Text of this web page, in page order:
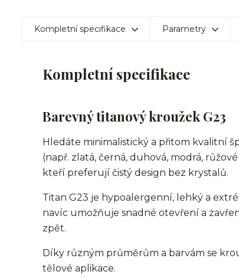
Kompletní specifikace Parametry
Kompletní specifikace
Barevný titanový kroužek G23
Hledáte minimalistický a přitom kvalitní
(např. zlatá, černá, duhová, modrá,
kteří preferují čistý design bez krystalů.
Titan G23 je hypoalergenní, lehký a
navíc umožňuje snadné otevření a
zpět.
Díky různým průměrům a barvám se
tělové aplikace.